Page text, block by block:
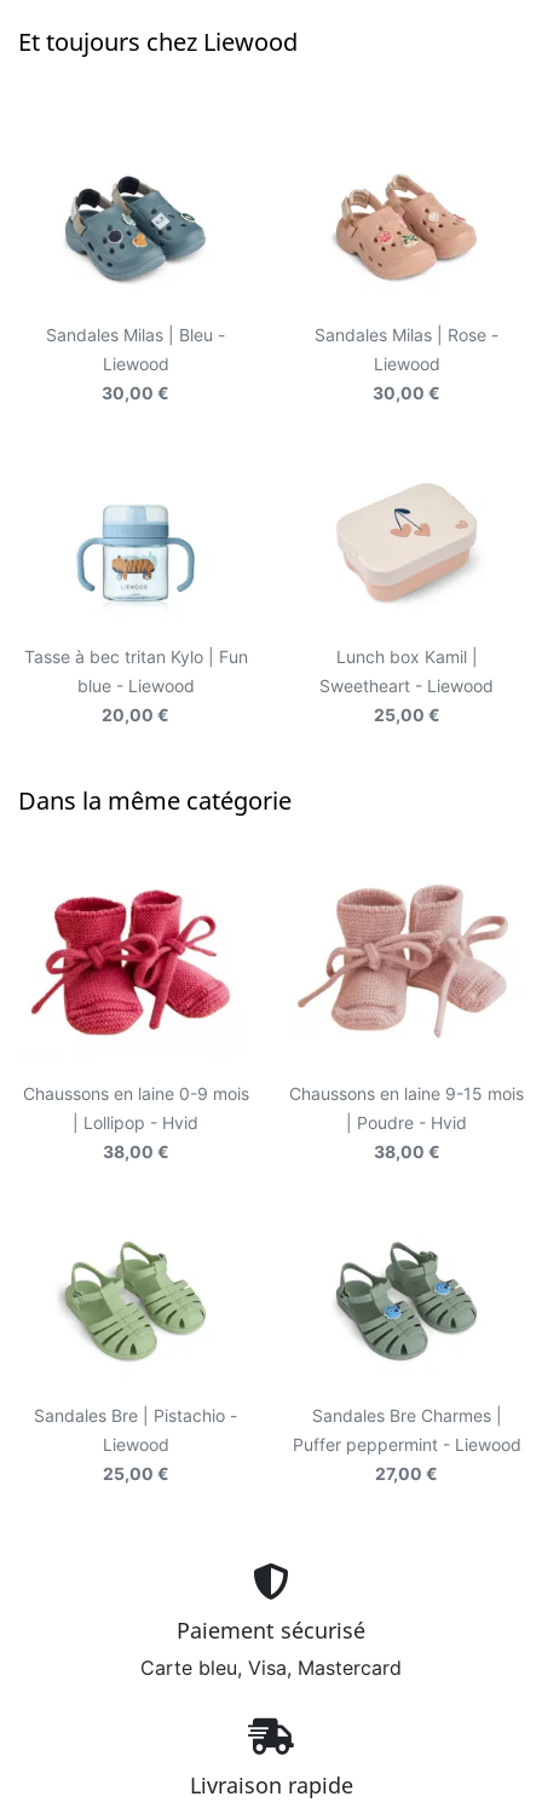
Et toujours chez Liewood
Sandales Milas | Bleu -
Liewood
30,00 €
Sandales Milas | Rose -
Liewood
30,00 €
Tasse à bec tritan Kylo | Fun
blue - Liewood
20,00 €
Lunch box Kamil |
Sweetheart - Liewood
25,00 €
Dans la même catégorie
Chaussons en laine 0-9 mois
| Lollipop - Hvid
38,00 €
Chaussons en laine 9-15 mois
| Poudre - Hvid
38,00 €
Sandales Bre | Pistachio -
Liewood
25,00 €
Sandales Bre Charmes |
Puffer peppermint - Liewood
27,00 €
Paiement sécurisé
Carte bleu, Visa, Mastercard
Livraison rapide